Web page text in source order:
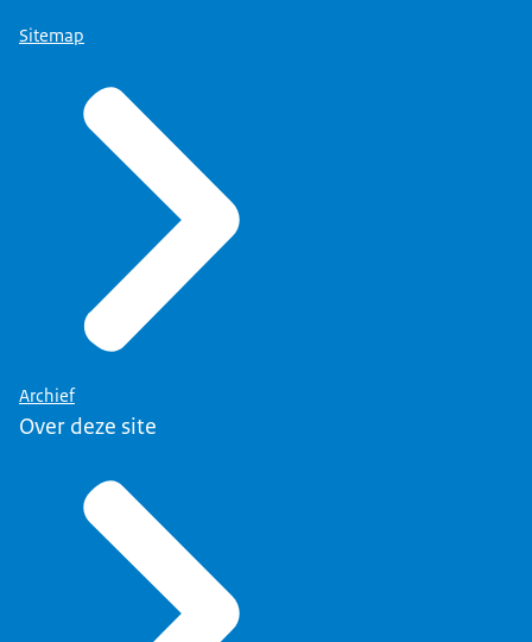
Sitemap
Archief
Over deze site